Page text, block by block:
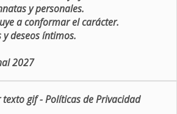
y personales.
a conformar el carácter.
deseos íntimos.
2027
texto gif-Políticas de Privacidad